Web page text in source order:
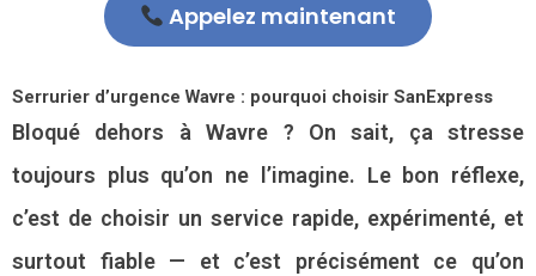
Appelez maintenant
Serrurier d’urgence Wavre : pourquoi choisir SanExpress
Bloqué dehors à Wavre ? On sait, ça stresse
toujours plus qu’on ne l’imagine. Le bon réflexe,
c’est de choisir un service rapide, expérimenté, et
surtout fiable — et c’est précisément ce qu’on